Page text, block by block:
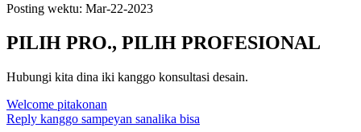
Posting wektu: Mar-22-2023
PILIH PRO., PILIH PROFESIONAL
Hubungi kita dina iki kanggo konsultasi desain.
Welcome pitakonan
Reply kanggo sampeyan sanalika bisa